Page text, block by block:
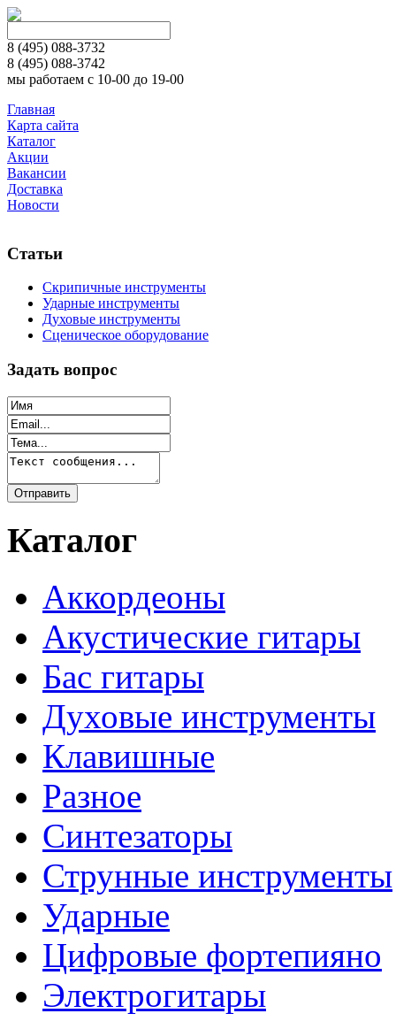
8 (495) 088-3732
8 (495) 088-3742
мы работаем с 10-00 до 19-00
Главная
Карта сайта
Каталог
Акции
Вакансии
Доставка
Новости
Статьи
Скрипичные инструменты
Ударные инструменты
Духовые инструменты
Сценическое оборудование
Задать вопрос
Каталог
Аккордеоны
Акустические гитары
Бас гитары
Духовые инструменты
Клавишные
Разное
Синтезаторы
Струнные инструменты
Ударные
Цифровые фортепияно
Электрогитары